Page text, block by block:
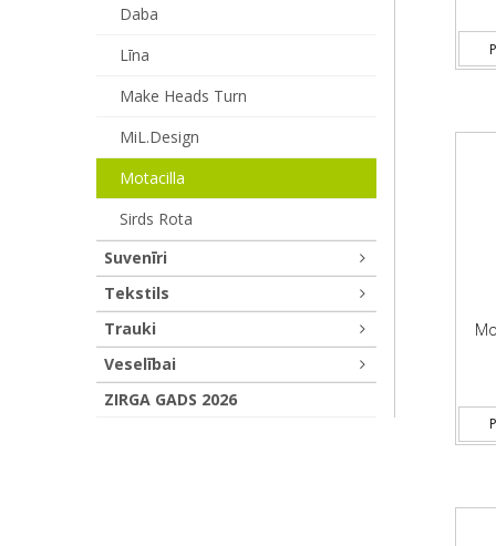
Daba
Līna
Make Heads Turn
MiL.design
Motacilla
Sirds Rota
Suvenīri
Tekstils
Trauki
Veselībai
ZIRGA GADS 2026